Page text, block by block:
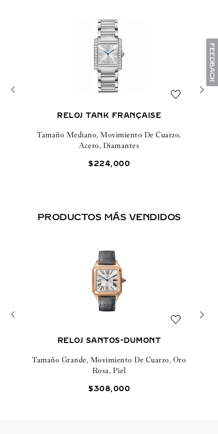
RELOJ TANK FRANÇAISE
Tamaño Mediano, Movimiento De Cuarzo,
Acero, Diamantes
$224,000
PRODUCTOS MÁS VENDIDOS
RELOJ SANTOS-DUMONT
Tamaño Grande, Movimiento De Cuarzo, Oro
Rosa, Piel
$308,000